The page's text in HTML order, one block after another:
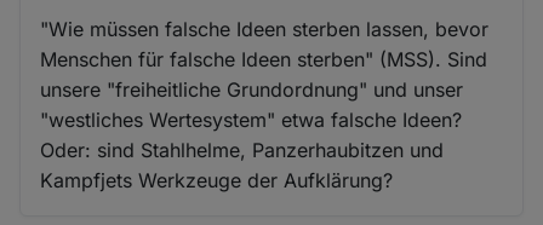
"Wie müssen falsche Ideen sterben lassen, bevor
Menschen für falsche Ideen sterben" (MSS). Sind
unsere "freiheitliche Grundordnung" und unser
"westliches Wertesystem" etwa falsche Ideen?
Oder: sind Stahlhelme, Panzerhaubitzen und
Kampfjets Werkzeuge der Aufklärung?